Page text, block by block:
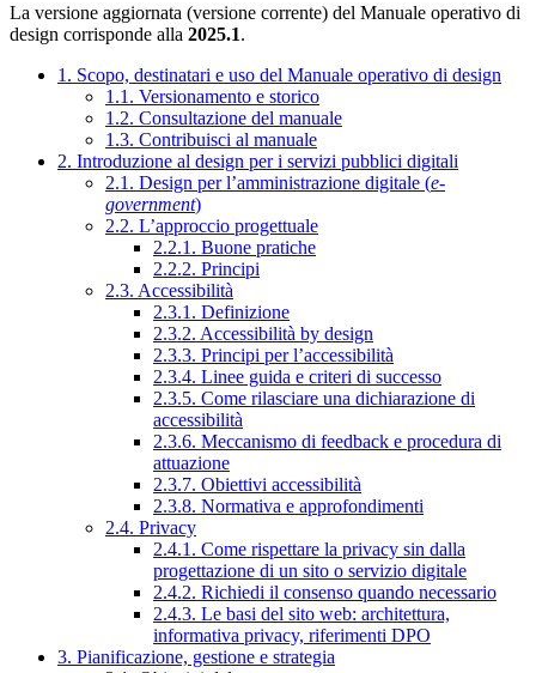
La versione aggiornata (versione corrente) del Manuale operativo di
design corrisponde alla 2025.1.
1. Scopo, destinatari e uso del Manuale operativo di design
1.1. Versionamento e storico
1.2. Consultazione del manuale
1.3. Contribuisci al manuale
2. Introduzione al design per i servizi pubblici digitali
2.1. Design per l’amministrazione digitale (e-
government)
2.2. L’approccio progettuale
2.2.1. Buone pratiche
2.2.2. Principi
2.3. Accessibilità
2.3.1. Definizione
2.3.2. Accessibilità by design
2.3.3. Principi per l’accessibilità
2.3.4. Linee guida e criteri di successo
2.3.5. Come rilasciare una dichiarazione di
accessibilità
2.3.6. Meccanismo di feedback e procedura di
attuazione
2.3.7. Obiettivi accessibilità
2.3.8. Normativa e approfondimenti
2.4. Privacy
2.4.1. Come rispettare la privacy sin dalla
progettazione di un sito o servizio digitale
2.4.2. Richiedi il consenso quando necessario
2.4.3. Le basi del sito web: architettura,
informativa privacy, riferimenti DPO
3. Pianificazione, gestione e strategia